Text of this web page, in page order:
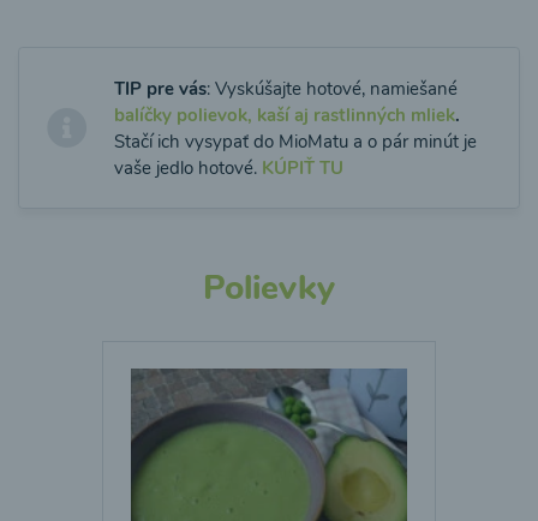
TIP pre vás: Vyskúšajte hotové, namiešané
balíčky polievok, kaší aj rastlinných mliek.
Stačí ich vysypať do MioMatu a o pár minút je
vaše jedlo hotové. KÚPIŤ TU
Polievky